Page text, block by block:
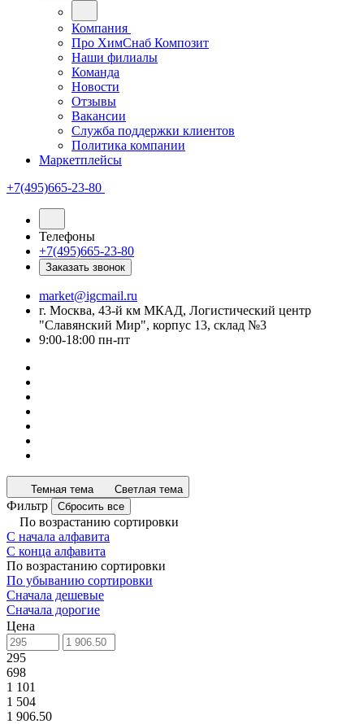
Компания
Про ХимСнаб Композит
Наши филиалы
Команда
Новости
Отзывы
Вакансии
Служба поддержки клиентов
Политика компании
Маркетплейсы
+7(495)665-23-80
Телефоны
+7(495)665-23-80
Заказать звонок
market@igcmail.ru
г. Москва, 43-й км МКАД, Логистический центр
"Славянский Мир", корпус 13, склад №3
9:00-18:00 пн-пт
Темная тема Светлая тема
Фильтр Сбросить все
По возрастанию сортировки
С начала алфавита
С конца алфавита
По возрастанию сортировки
По убыванию сортировки
Сначала дешевые
Сначала дорогие
Цена
295
698
1 101
1 504
1 906.50